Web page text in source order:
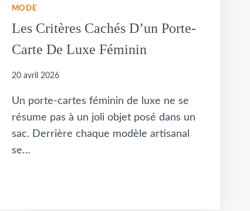
MODE
Les Critères Cachés D’un Porte-
Carte De Luxe Féminin
20 avril 2026
Un porte-cartes féminin de luxe ne se
résume pas à un joli objet posé dans un
sac. Derrière chaque modèle artisanal
se…